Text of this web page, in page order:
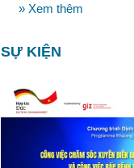
» Xem thêm
SỰ KIỆN